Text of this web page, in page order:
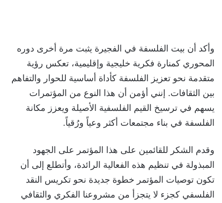
وأكد أن بيت الفلسفة في الفجيرة يثبت مرة أخرى دوره
المحوري كمنارة فكرية خليجية وإقليمية، تعكس رؤية
متقدمة نحو تعزيز الفلسفة كأداة أساسية للحوار والتفاهم
بين الثقافات. إنني أؤمن أن هذا النوع من المؤتمرات
يسهم في ترسيخ القيم الفلسفية الأصيلة ويعزز مكانة
الفلسفة في بناء مجتمعات أكثر وعياً ورُقياً.
وقدم الشكر للقائمين على هذا المؤتمر على الجهود
المبذولة في تنظيم هذه الفعالية الرائدة، وأتطلع إلى أن
تكون توصيات المؤتمر خطوة جديدة نحو تكريس النقد
الفلسفي كجزء لا يتجزأ من مشروعنا الفكري والثقافي